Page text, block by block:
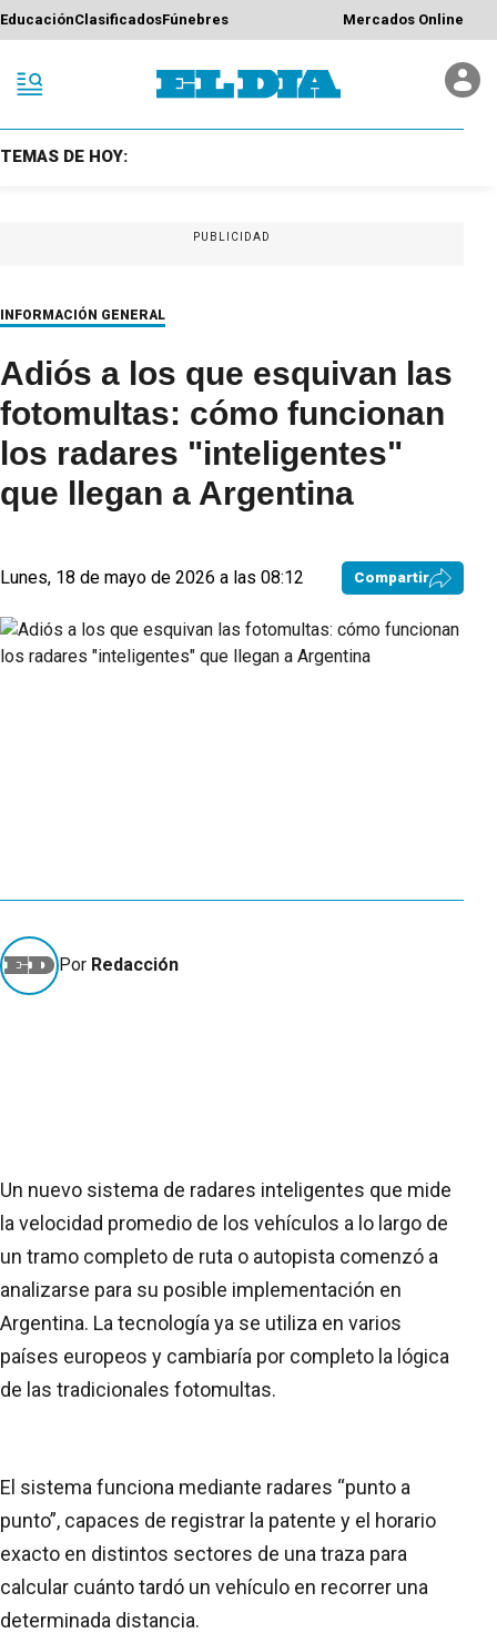
EducaciónClasificadosFúnebres Mercados Online
TEMAS DE HOY:
PUBLICIDAD
INFORMACIÓN GENERAL
Adiós a los que esquivan las
fotomultas: cómo funcionan
los radares "inteligentes"
que llegan a Argentina
Lunes, 18 de mayo de 2026 a las 08:12 Compartir
Por Redacción
Un nuevo sistema de radares inteligentes que mide
la velocidad promedio de los vehículos a lo largo de
un tramo completo de ruta o autopista comenzó a
analizarse para su posible implementación en
Argentina. La tecnología ya se utiliza en varios
países europeos y cambiaría por completo la lógica
de las tradicionales fotomultas.
El sistema funciona mediante radares “punto a
punto”, capaces de registrar la patente y el horario
exacto en distintos sectores de una traza para
calcular cuánto tardó un vehículo en recorrer una
determinada distancia.